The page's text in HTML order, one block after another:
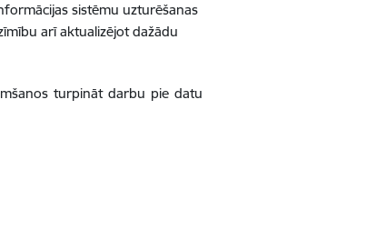
sistēmu uzturēšanas
arī aktualizējot dažādu
turpināt darbu pie datu